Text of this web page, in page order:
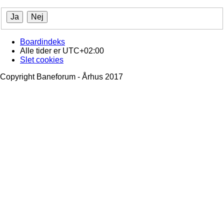
Boardindeks
Alle tider er UTC+02:00
Slet cookies
Copyright Baneforum - Århus 2017